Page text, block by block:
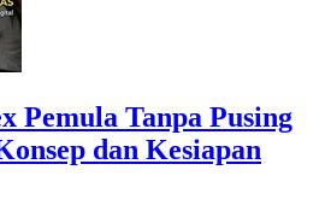
Pemula Tanpa Pusing
dan Kesiapan